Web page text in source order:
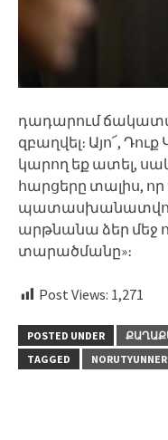
դադարում
զբաղվել։ Այո՜,
կարող եք ատել,
հարցերը տալիս, որ
արթնանա ձեր մեջ
տարածմանը»։
Post Views: 1,271
POSTED UNDER
TAGGED
NORUTYUNNER